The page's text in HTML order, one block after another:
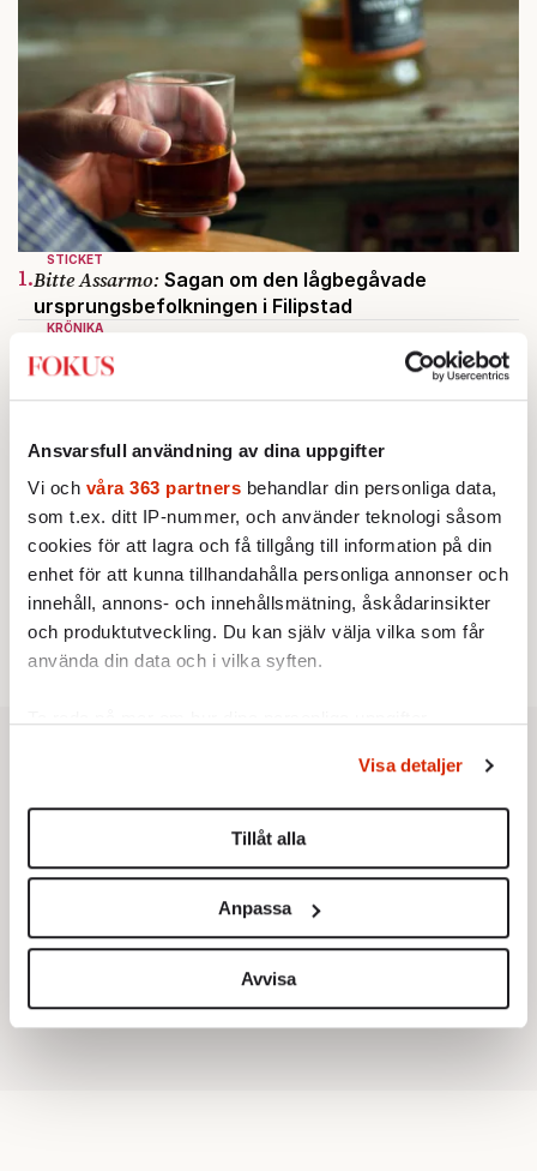
Ansvarsfull användning av dina uppgifter
Vi och våra 363 partners behandlar din personliga data,
som t.ex. ditt IP-nummer, och använder teknologi såsom
cookies för att lagra och få tillgång till information på din
enhet för att kunna tillhandahålla personliga annonser och
innehåll, annons- och innehållsmätning, åskådarinsikter
och produktutveckling. Du kan själv välja vilka som får
använda din data och i vilka syften.
Du kan ändra eller dra tillbaka ditt samtycke när som
helst från cookie-förklaringen.
Vi använder enhetsidentifierare för att anpassa innehållet
för sociala medier och analysera vår trafik. Vi
vidarebefordrar även sådana identifierare och annan
information från din enhet till de sociala medier och
annons- och analysföretag som vi samarbetar med.
Dessa kan i sin tur kombinera informationen med annan
Visa detaljer
Tillåt alla
Anpassa
Avvisa
STICKET
1.Bitte Assarmo: Sagan om den lågbegåvade
ursprungsbefolkningen i Filipstad
KRÖNIKA
Ja, AC är ett hot mot den
franska civilisationen
vänstern för Agnes Wold
4.Dan Korn: Quisling, quislingar och sten i glashus
5.Nina Lekander:På ”Kommunisthögskolan” drömde
alla om att vara arbetarklass
STICKET
6.Johan Romin:Andersson, hur ska du få ihop det
här?